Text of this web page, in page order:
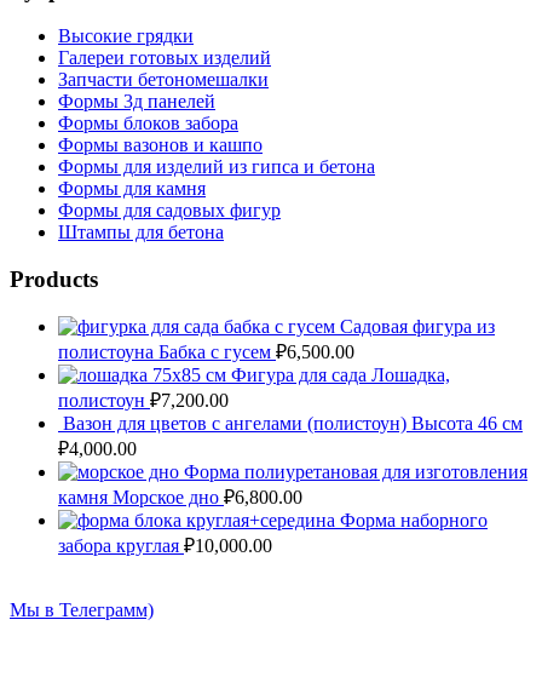
помечены*
Комментарий*
Имя*
Email*
Высокие грядки
Галереи готовых изделий
Запчасти бетономешалки
Формы 3д панелей
Формы блоков забора
Формы вазонов и кашпо
Формы для изделий из гипса и бетона
Формы для камня
Формы для садовых фигур
Штампы для бетона
Products
Садовая фигура из
полистоуна Бабка с гусем ₽6,500.00
Фигура для сада Лошадка,
полистоун ₽7,200.00
Вазон для цветов с ангелами (полистоун) Высота 46 см
₽4,000.00
Форма полиуретановая для изготовления
камня Морское дно ₽6,800.00
Форма наборного
забора круглая ₽10,000.00
Мы в Телеграмм)